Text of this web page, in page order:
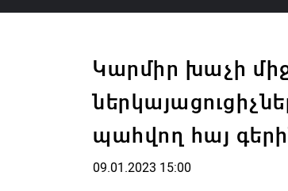
Կարմիր խաչի
պահվող հայ
09.01.2023 15:00